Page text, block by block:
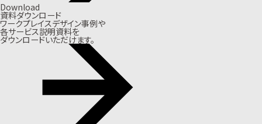
Download
資料ダウンロード
ワークプレイスデザイン事例や
各サービス説明資料を
ダウンロードいただけます。